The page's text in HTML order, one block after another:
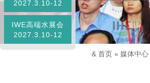
2027.3.10-12
IWE高端水展会
2027.3.10-12
& 首页 » 媒体中心